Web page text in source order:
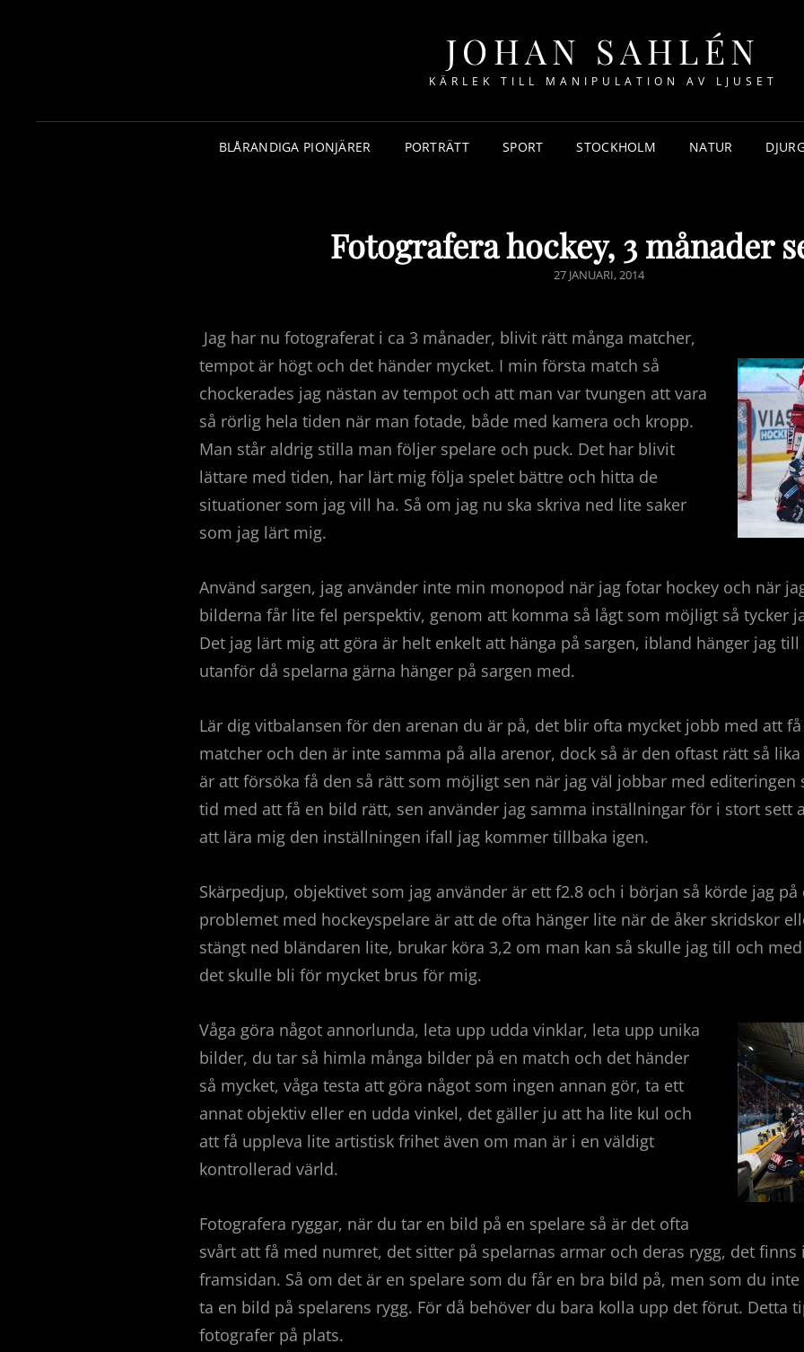
JOHAN SAHLÉN
KÄRLEK TILL MANIPULATION AV LJUSET
BLÅRANDIGA PIONJÄRER PORTRÄTT SPORT STOCKHOLM NATUR
Fotografera hockey, 3 månader
PUBLICERAT
27 JANUARI, 2014
Jag har nu fotograferat i ca 3 månader, blivit rätt många matcher,
tempot är högt och det händer mycket. I min första match så
chockerades jag nästan av tempot och att man var tvungen att vara
så rörlig hela tiden när man fotade, både med kamera och kropp.
Man står aldrig stilla man följer spelare och puck. Det har blivit
lättare med tiden, har lärt mig följa spelet bättre och hitta de
situationer som jag vill ha. Så om jag nu ska skriva ned lite saker
som jag lärt mig.
Använd sargen, jag använder inte min monopod när jag fotar hockey och när
bilderna får lite fel perspektiv, genom att komma så lågt som möjligt så tycker
Det jag lärt mig att göra är helt enkelt att hänga på sargen, ibland hänger jag
utanför då spelarna gärna hänger på sargen med.
Lär dig vitbalansen för den arenan du är på, det blir ofta mycket jobb med att
matcher och den är inte samma på alla arenor, dock så är den oftast rätt så
är att försöka få den så rätt som möjligt sen när jag väl jobbar med editeringen
tid med att få en bild rätt, sen använder jag samma inställningar för i stort sett
att lära mig den inställningen ifall jag kommer tillbaka igen.
Skärpedjup, objektivet som jag använder är ett f2.8 och i början så körde jag
problemet med hockeyspelare är att de ofta hänger lite när de åker skridskor
stängt ned bländaren lite, brukar köra 3,2 om man kan så skulle jag till och
det skulle bli för mycket brus för mig.
Våga göra något annorlunda, leta upp udda vinklar, leta upp unika
bilder, du tar så himla många bilder på en match och det händer
så mycket, våga testa att göra något som ingen annan gör, ta ett
annat objektiv eller en udda vinkel, det gäller ju att ha lite kul och
att få uppleva lite artistisk frihet även om man är i en väldigt
kontrollerad värld.
Fotografera ryggar, när du tar en bild på en spelare så är det ofta
svårt att få med numret, det sitter på spelarnas armar och deras rygg, det finns
framsidan. Så om det är en spelare som du får en bra bild på, men som du
ta en bild på spelarens rygg. För då behöver du bara kolla upp det förut. Detta
fotografer på plats.